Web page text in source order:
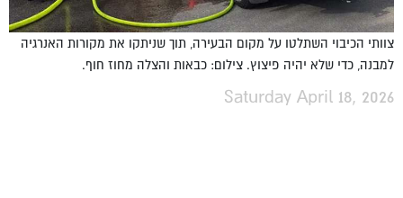
צוותי הכיבוי השתלטו על מקום הבעירה, תוך שניתקו את מקורות האנרגיה
למבנה, כדי שלא יהיה פיצוץ. צילום: כבאות והצלה מחוז חוף.
Saturday April 18, 2026